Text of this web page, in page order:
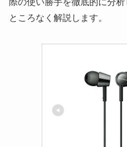
際の使い勝手を徹底的に分
ところなく解説します。